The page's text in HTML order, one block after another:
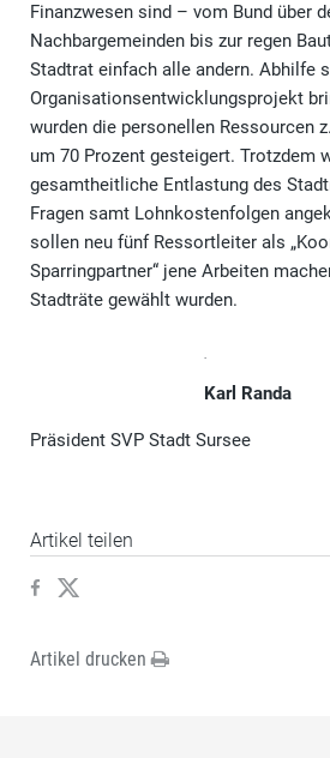
Finanzwesen sind – vom Bund über
Nachbargemeinden bis zur regen
Stadtrat einfach alle andern. Abhilfe
Organisationsentwicklungsprojekt
wurden die personellen Ressourcen
um 70 Prozent gesteigert. Trotzdem
gesamtheitliche Entlastung des
Fragen samt Lohnkostenfolgen
sollen neu fünf Ressortleiter als
Sparringpartner“ jene Arbeiten
Stadträte gewählt wurden.
Karl Randa
Präsident SVP Stadt Sursee
Artikel teilen
Artikel drucken